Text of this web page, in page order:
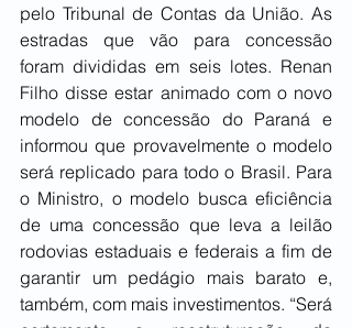
pelo Tribunal de Contas da União. As
estradas que vão para concessão
foram divididas em seis lotes. Renan
Filho disse estar animado com o novo
modelo de concessão do Paraná e
informou que provavelmente o modelo
será replicado para todo o Brasil. Para
o Ministro, o modelo busca eficiência
de uma concessão que leva a leilão
rodovias estaduais e federais a fim de
garantir um pedágio mais barato e,
também, com mais investimentos. “Será